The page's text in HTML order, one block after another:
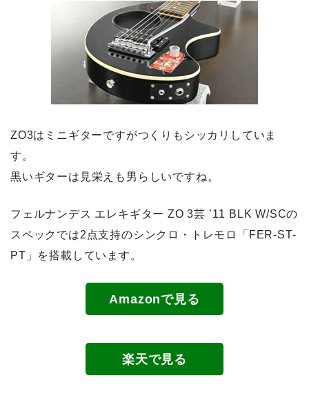
ZO3はミニギターですがつくりもシッカリしていま
す。
黒いギターは見栄えも男らしいですね。
フェルナンデス エレキギター ZO 3芸 ’11 BLK W/SCの
スペックでは2点支持のシンクロ・トレモロ「FER-ST-
PT」を搭載しています。
Amazonで見る
楽天で見る